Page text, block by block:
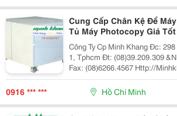
Cung Cấp Chân Kệ Để
Tủ Máy Photocopy Giá
Công Ty Cp Minh Khang Đc: 298 Trần Hưng Đạo, Quận
1, Tphcm Đt: (08)39.209.309 &Ndash; (08)6266.4567 |
Fax: (08)6266.4567 Http://Minhkhangjsc.com Hoặc
Http://Minhkhangjsc.com.vn Nhanh + Hiệu Quả Cty Cp
Minh Khang Kinh Doanh, Dịch
0916 *** *** Hồ Chí Minh